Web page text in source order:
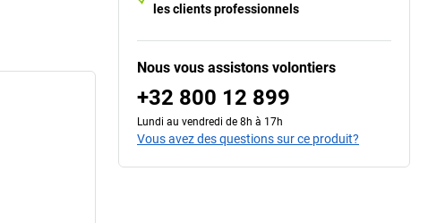
les clients professionnels
Nous vous assistons volontiers
+32 800 12 899
Lundi au vendredi de 8h à 17h
Vous avez des questions sur ce produit?